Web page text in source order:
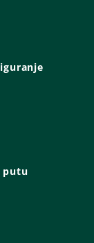
putu